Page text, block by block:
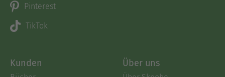
Pinterest
TikTok
Kunden Über uns